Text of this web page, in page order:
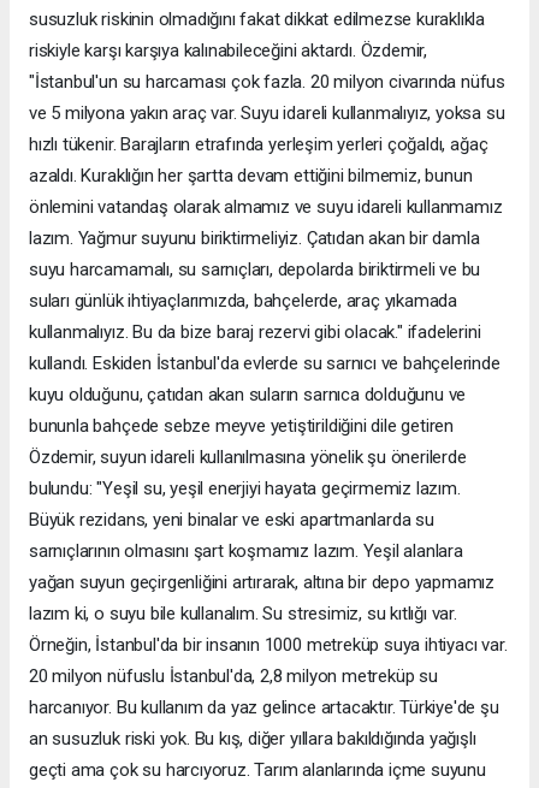
susuzluk riskinin olmadığını fakat dikkat edilmezse kuraklıkla
riskiyle karşı karşıya kalınabileceğini aktardı. Özdemir,
"İstanbul'un su harcaması çok fazla. 20 milyon civarında nüfus
ve 5 milyona yakın araç var. Suyu idareli kullanmalıyız, yoksa su
hızlı tükenir. Barajların etrafında yerleşim yerleri çoğaldı, ağaç
azaldı. Kuraklığın her şartta devam ettiğini bilmemiz, bunun
önlemini vatandaş olarak almamız ve suyu idareli kullanmamız
lazım. Yağmur suyunu biriktirmeliyiz. Çatıdan akan bir damla
suyu harcamamalı, su sarnıçları, depolarda biriktirmeli ve bu
suları günlük ihtiyaçlarımızda, bahçelerde, araç yıkamada
kullanmalıyız. Bu da bize baraj rezervi gibi olacak." ifadelerini
kullandı. Eskiden İstanbul'da evlerde su sarnıcı ve bahçelerinde
kuyu olduğunu, çatıdan akan suların sarnıca dolduğunu ve
bununla bahçede sebze meyve yetiştirildiğini dile getiren
Özdemir, suyun idareli kullanılmasına yönelik şu önerilerde
bulundu: "Yeşil su, yeşil enerjiyi hayata geçirmemiz lazım.
Büyük rezidans, yeni binalar ve eski apartmanlarda su
sarnıçlarının olmasını şart koşmamız lazım. Yeşil alanlara
yağan suyun geçirgenliğini artırarak, altına bir depo yapmamız
lazım ki, o suyu bile kullanalım. Su stresimiz, su kıtlığı var.
Örneğin, İstanbul'da bir insanın 1000 metreküp suya ihtiyacı var.
20 milyon nüfuslu İstanbul'da, 2,8 milyon metreküp su
harcanıyor. Bu kullanım da yaz gelince artacaktır. Türkiye'de şu
an susuzluk riski yok. Bu kış, diğer yıllara bakıldığında yağışlı
geçti ama çok su harcıyoruz. Tarım alanlarında içme suyunu